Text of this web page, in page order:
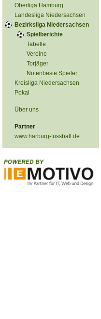
Oberliga Hamburg
Landesliga Niedersachsen
Bezirksliga Niedersachsen
Spielberichte
Tabelle
Vereine
Torjäger
Notenbeste Spieler
Kreisliga Niedersachsen
Pokal
Über uns
Partner
www.harburg-fussball.de